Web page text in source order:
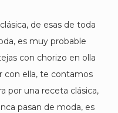
de esas de toda
es muy probable
con chorizo en olla
con ella, te contamos
por una receta clásica,
pasan de moda, es